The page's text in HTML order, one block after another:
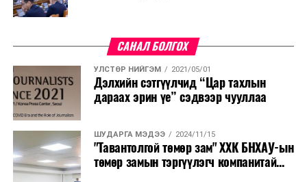
САНАЛ БОЛГОХ
УЛСТӨР НИЙГЭМ 2021/05/01
Дэлхийн сэтгүүлчид “Цар тахлын
дараах эрин үе” сэдвээр чууллаа
ШУДАРГА МЭДЭЭ 2024/11/15
"Тавантолгой төмөр зам" ХХК БНХАУ-ын
төмөр замын тэргүүлэгч компанитай...